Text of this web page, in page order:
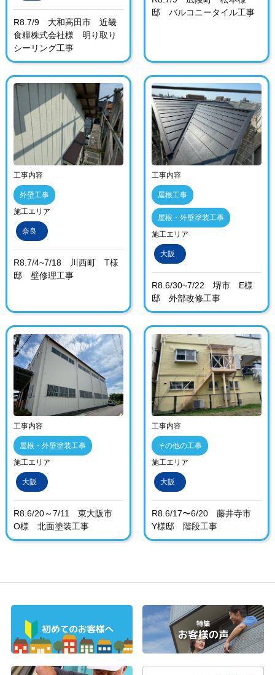
R8.7/9 大和高田市 近畿
食糧株式会社様 明り取り
シーリング工事
邸 バルコニータイル工事
工事内容
外壁工事
施工エリア
奈良
R8.7/4~7/18 川西町 T様
邸 壁修理工事
工事内容
屋根工事
屋根・外壁塗装工事
施工エリア
大阪
R8.6/30~7/22 堺市 E様
邸 外部改修工事
工事内容
屋根・外壁塗装工事
施工エリア
大阪
R8.6/20～7/11 東大阪市
O様 北面塗装工事
工事内容
その他の工事
施工エリア
大阪
R8.6/17〜6/20 藤井寺市
Y様邸 階段工事